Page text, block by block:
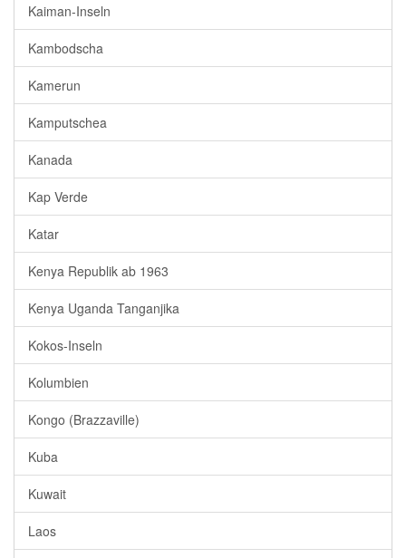
Kaiman-Inseln
Kambodscha
Kamerun
Kamputschea
Kanada
Kap Verde
Katar
Kenya Republik ab 1963
Kenya Uganda Tanganjika
Kokos-Inseln
Kolumbien
Kongo (Brazzaville)
Kuba
Kuwait
Laos